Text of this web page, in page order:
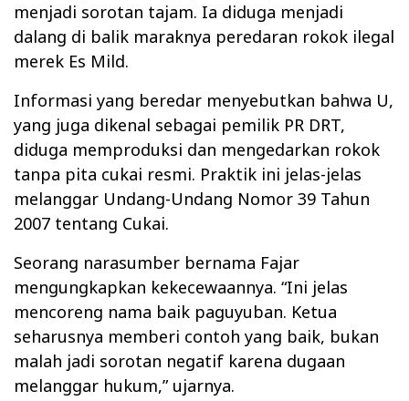
menjadi sorotan tajam. Ia diduga menjadi
dalang di balik maraknya peredaran rokok ilegal
merek Es Mild.
Informasi yang beredar menyebutkan bahwa U,
yang juga dikenal sebagai pemilik PR DRT,
diduga memproduksi dan mengedarkan rokok
tanpa pita cukai resmi. Praktik ini jelas-jelas
melanggar Undang-Undang Nomor 39 Tahun
2007 tentang Cukai.
Seorang narasumber bernama Fajar
mengungkapkan kekecewaannya. “Ini jelas
mencoreng nama baik paguyuban. Ketua
seharusnya memberi contoh yang baik, bukan
malah jadi sorotan negatif karena dugaan
melanggar hukum,” ujarnya.